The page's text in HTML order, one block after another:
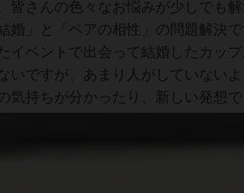
皆さんの色々なお悩みが少しでも
婚」と「ペアの相性」の問題解決
イベントで出会って結婚したカッ
いですが、あまり人がしていない
気持ちが分かったり、新しい発想